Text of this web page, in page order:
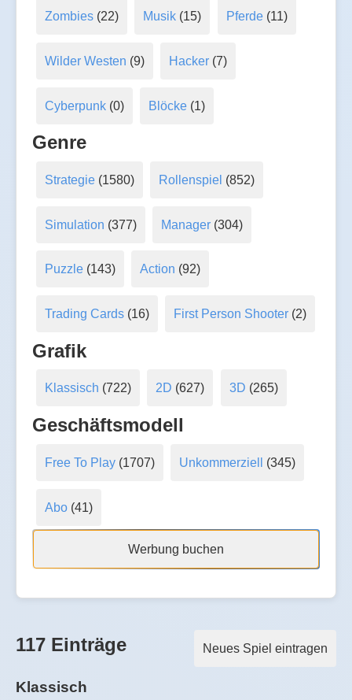
Zombies(22) Musik (15) Pferde(11)
Wilder Westen (9) Hacker (7)
Cyberpunk(0) Blöcke (1)
Genre
Strategie(1580) Rollenspiel (852)
Simulation (377) Manager (304)
Puzzle(143) Action (92)
Trading Cards(16) First Person Shooter (2)
Grafik
Klassisch (722) 2D (627) 3D (265)
Geschäftsmodell
Free To Play(1707) Unkommerziell (345)
Abo(41)
Werbung buchen
Neues Spiel eintragen
117 Einträge
Klassisch